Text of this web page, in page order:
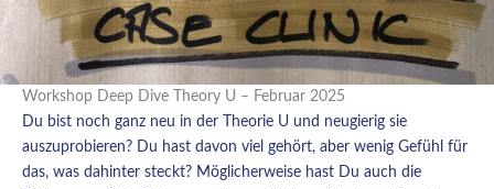
Workshop Deep Dive Theory U – Februar 2025
Du bist noch ganz neu in der Theorie U und neugierig sie
auszuprobieren? Du hast davon viel gehört, aber wenig Gefühl für
das, was dahinter steckt? Möglicherweise hast Du auch die